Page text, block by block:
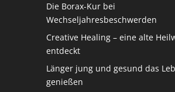
Die Borax-Kur bei
Wechseljahresbeschwerden
Creative Healing – eine alte
entdeckt
Länger jung und gesund das
genießen